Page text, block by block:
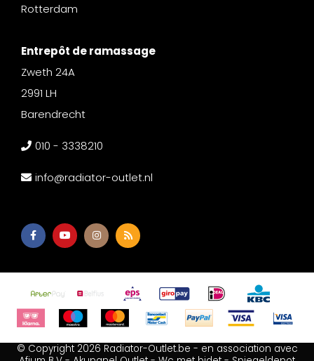
Rotterdam
Entrepôt de ramassage
Zweth 24A
2991 LH
Barendrecht
010 - 3338210
info@radiator-outlet.nl
© Copyright 2026 Radiator-Outlet.be - en association avec